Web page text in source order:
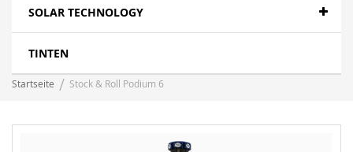
SOLAR TECHNOLOGY
TINTEN
Startseite Stock & Roll Podium 6